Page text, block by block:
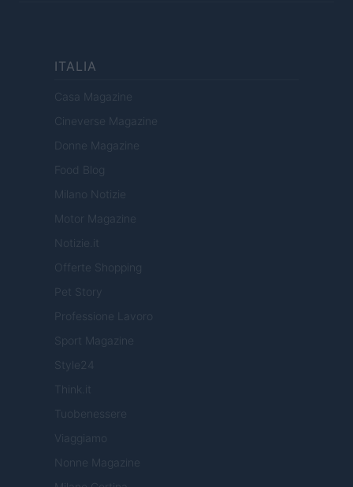
ITALIA
Casa Magazine
Cineverse Magazine
Donne Magazine
Food Blog
Milano Notizie
Motor Magazine
Notizie.it
Offerte Shopping
Pet Story
Professione Lavoro
Sport Magazine
Style24
Think.it
Tuobenessere
Viaggiamo
Nonne Magazine